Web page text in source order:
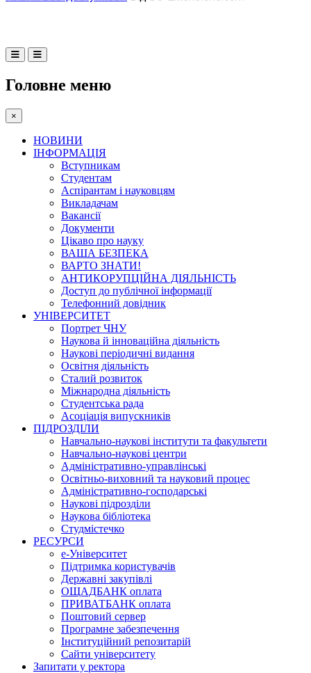
Головне меню
×
НОВИНИ
ІНФОРМАЦІЯ
Вступникам
Студентам
Аспірантам і науковцям
Викладачам
Вакансії
Документи
Цікаво про науку
ВАША БЕЗПЕКА
ВАРТО ЗНАТИ!
АНТИКОРУПЦІЙНА ДІЯЛЬНІСТЬ
Доступ до публічної інформації
Телефонний довідник
УНІВЕРСИТЕТ
Портрет ЧНУ
Наукова й інноваційна діяльність
Наукові періодичні видання
Освітня діяльність
Сталий розвиток
Міжнародна діяльність
Студентська рада
Асоціація випускників
ПІДРОЗДІЛИ
Навчально-наукові інститути та факультети
Навчально-наукові центри
Адміністративно-управлінські
Освітньо-виховний та науковий процес
Адміністративно-господарські
Наукові підрозділи
Наукова бібліотека
Студмістечко
РЕСУРСИ
е-Університет
Підтримка користувачів
Державні закупівлі
ОЩАДБАНК оплата
ПРИВАТБАНК оплата
Поштовий сервер
Програмне забезпечення
Інституційний репозитарій
Сайти університету
Запитати у ректора